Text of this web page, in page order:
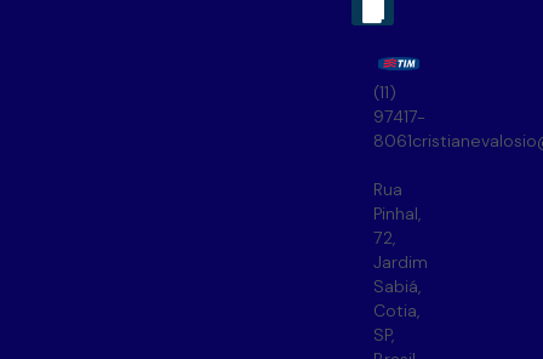
(11)
97417-
8061
Rua
Pinhal,
72,
Jardim
Sabiá,
Cotia,
SP,